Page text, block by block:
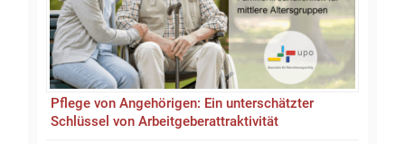
Pflege von Angehörigen: Ein unterschätzter
Schlüssel von Arbeitgeberattraktivität